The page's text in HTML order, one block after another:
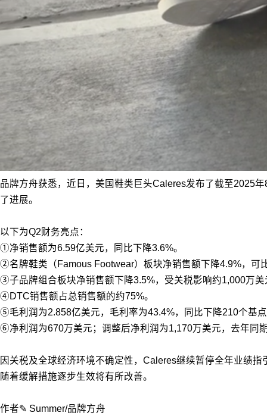
品牌方舟获悉，近日，美国鞋类巨头Caleres发布了截至2025
了进展。
以下为Q2财务亮点：
①净销售额为6.59亿美元，同比下降3.6%。
②名牌鞋类（Famous Footwear）板块净销售额下降4.9%，可
③子品牌组合板块净销售额下降3.5%，受关税影响约1,000万
④DTC销售额占总销售额的约75%。
⑤毛利润为2.858亿美元，毛利率为43.4%，同比下降210个基
⑥净利润为670万美元；调整后净利润为1,170万美元，去年同
因关税及全球经济环境不确定性，Caleres继续暂停全年业绩
随着缓解措施逐步生效将有所改善。
作者✎ Summer/品牌方舟